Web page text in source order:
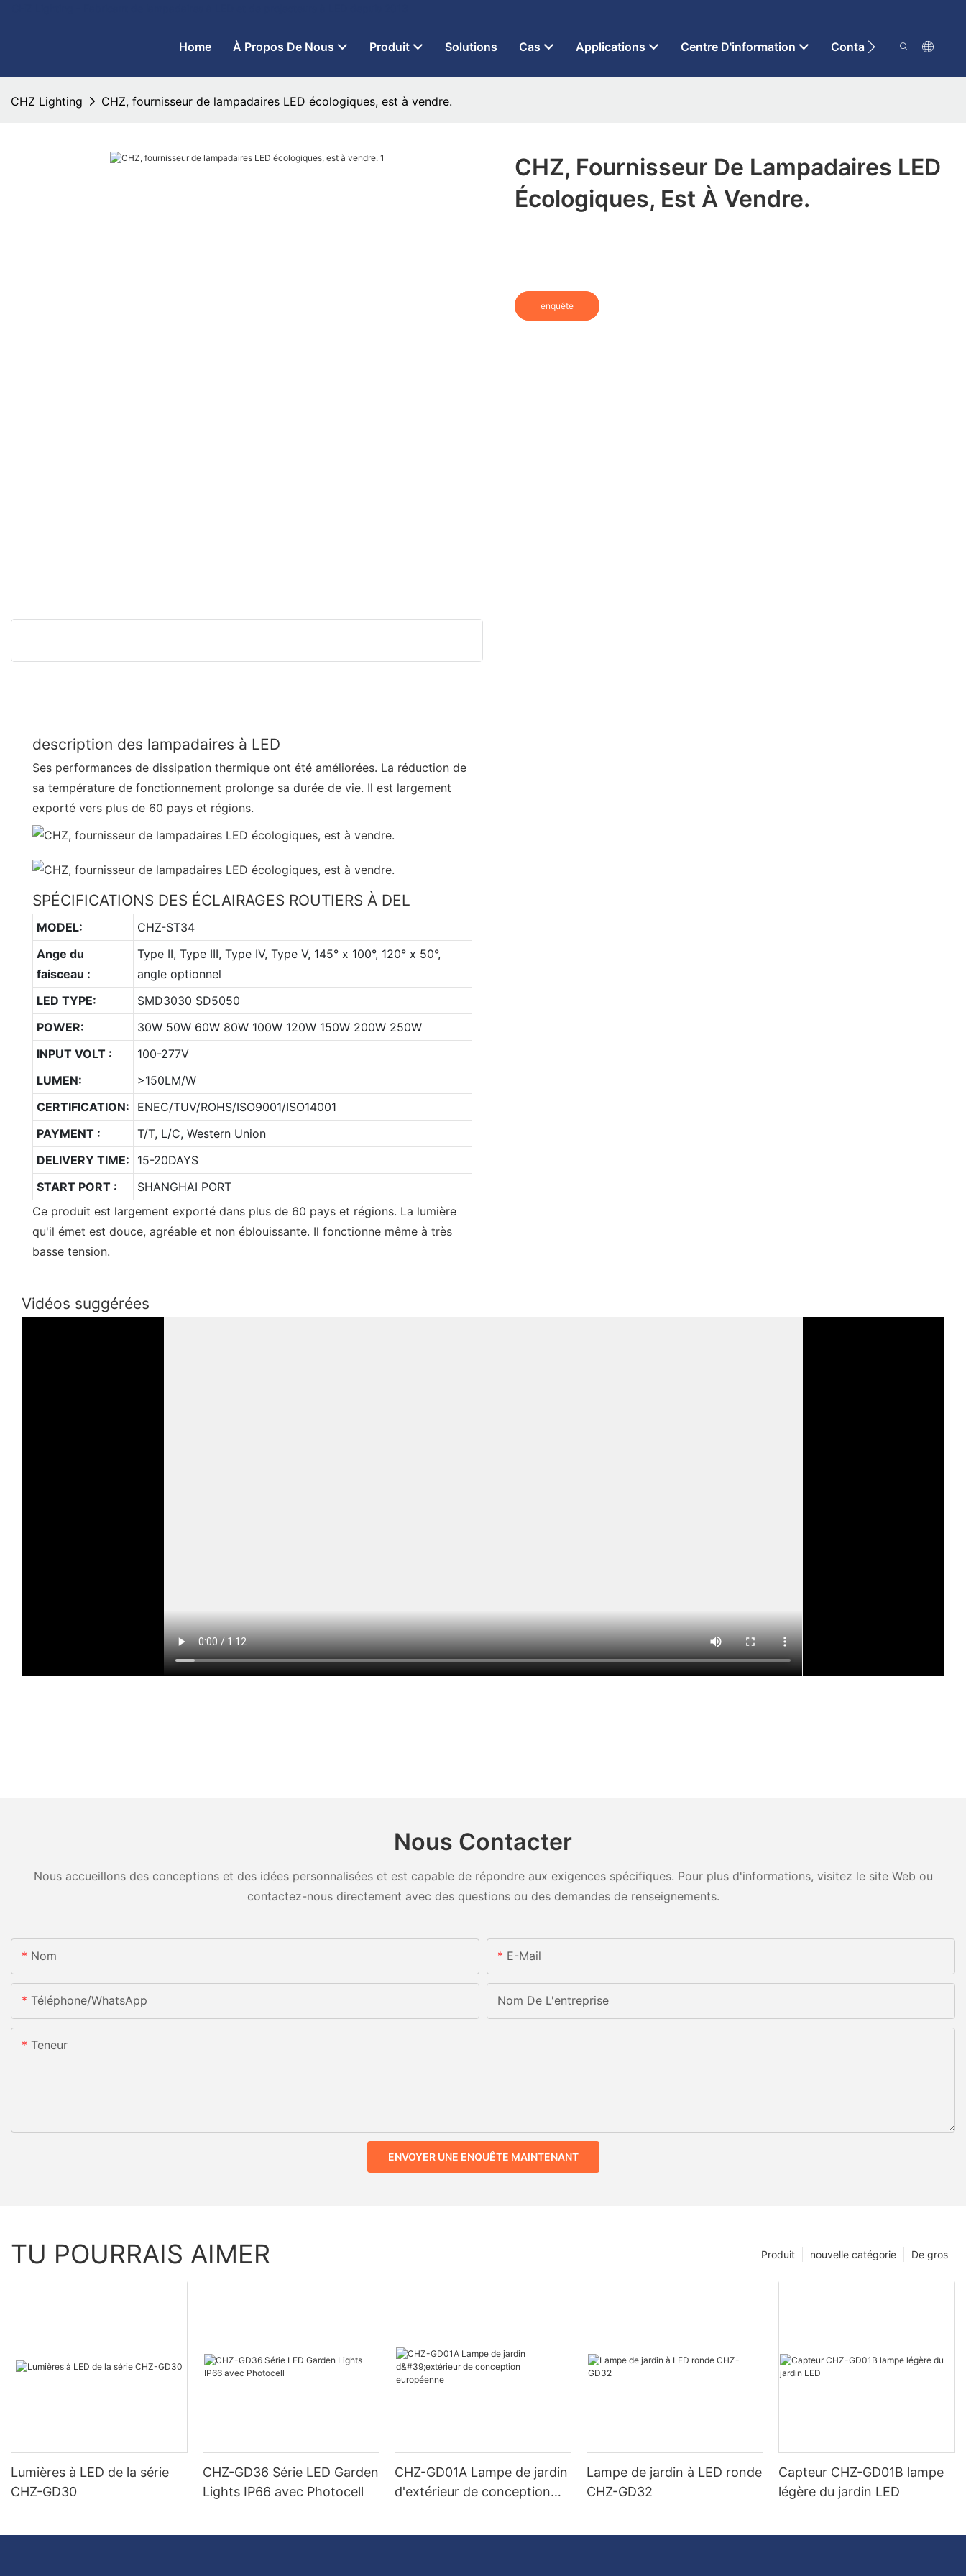
Home À Propos De Nous Produit Solutions Cas Applications Centre D'information Contactez-Nous
CHZ Lighting CHZ, fournisseur de lampadaires LED écologiques, est à vendre.
CHZ, Fournisseur De Lampadaires LED
Écologiques, Est À Vendre.
enquête
description des lampadaires à LED
Ses performances de dissipation thermique ont été améliorées. La réduction de
sa température de fonctionnement prolonge sa durée de vie. Il est largement
exporté vers plus de 60 pays et régions.
SPÉCIFICATIONS DES ÉCLAIRAGES ROUTIERS À DEL
MODEL:
CHZ-ST34
Ange du
faisceau :
Type II, Type III, Type IV, Type V, 145° x 100°, 120° x 50°,
angle optionnel
LED TYPE:
SMD3030 SD5050
POWER:
30W 50W 60W 80W 100W 120W 150W 200W 250W
INPUT VOLT :
100-277V
LUMEN:
>150LM/W
CERTIFICATION:
ENEC/TUV/ROHS/ISO9001/ISO14001
PAYMENT :
T/T, L/C, Western Union
DELIVERY TIME:
15-20DAYS
START PORT :
SHANGHAI PORT
Ce produit est largement exporté dans plus de 60 pays et régions. La lumière
qu'il émet est douce, agréable et non éblouissante. Il fonctionne même à très
basse tension.
Vidéos suggérées
Nous Contacter
Nous accueillons des conceptions et des idées personnalisées et est capable de répondre aux exigences spécifiques. Pour plus d'informations, visitez le site Web ou
contactez-nous directement avec des questions ou des demandes de renseignements.
Nom E-Mail
Téléphone/WhatsApp Nom De L'entreprise
Teneur
ENVOYER UNE ENQUÊTE MAINTENANT
TU POURRAIS AIMER De gros
nouvelle catégorie
Produit
Lumières à LED de la série
CHZ-GD30
CHZ-GD36 Série LED Garden
Lights IP66 avec Photocell
CHZ-GD01A Lampe de jardin
d'extérieur de conception
Lampe de jardin à LED ronde
CHZ-GD32
Capteur CHZ-GD01B lampe
légère du jardin LED